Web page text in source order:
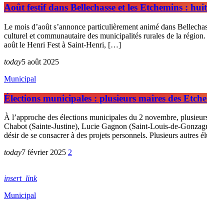
Août festif dans Bellechasse et les Etchemins :
Le mois d’août s’annonce particulièrement animé dans
culturel et communautaire des municipalités rurales de la
août le Henri Fest à Saint-Henri, […]
today5 août 2025
Municipal
Élections municipales : plusieurs maires des
À l’approche des élections municipales du 2 novembre,
Chabot (Sainte-Justine), Lucie Gagnon (Saint-Louis-de-
désir de se consacrer à des projets personnels. Plusieurs autres
today7 février 2025 2
insert_link
Municipal